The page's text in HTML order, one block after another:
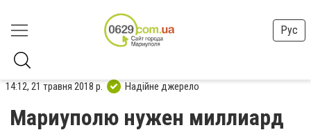
Рус
14:12, 21 травня 2018 р. Надійне джерело
Мариуполю нужен миллиард